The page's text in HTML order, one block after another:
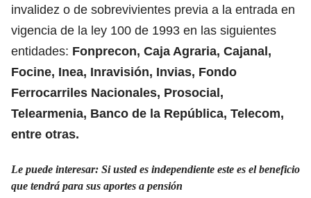
invalidez o de sobrevivientes previa a la entrada en
vigencia de la ley 100 de 1993 en las siguientes
entidades: Fonprecon, Caja Agraria, Cajanal,
Focine, Inea, Inravisión, Invias, Fondo
Ferrocarriles Nacionales, Prosocial,
Telearmenia, Banco de la República, Telecom,
entre otras.
Le puede interesar: Si usted es independiente este es el beneficio
que tendrá para sus aportes a pensión